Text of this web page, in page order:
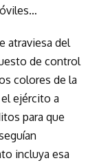
atraviesa del
de control
colores de la
ejército a
para que
incluya esa